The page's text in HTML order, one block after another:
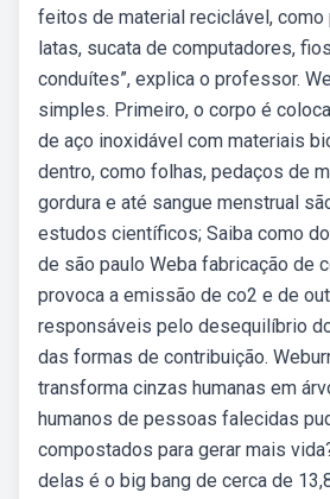
feitos de material reciclável, como
latas, sucata de computadores,
conduítes”, explica o professor.
simples. Primeiro, o corpo é
de aço inoxidável com materiais
dentro, como folhas, pedaços de
gordura e até sangue menstrual
estudos científicos; Saiba como
de são paulo Weba fabricação de
provoca a emissão de co2 e de
responsáveis pelo desequilíbrio
das formas de contribuição.
transforma cinzas humanas em
humanos de pessoas falecidas
compostados para gerar mais
delas é o big bang de cerca de